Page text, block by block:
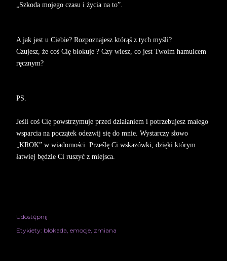
„Szkoda mojego czasu i życia na to”.
A jak jest u Ciebie? Rozpoznajesz którąś z tych myśli?
Czujesz, że coś Cię blokuje ? Czy wiesz, co jest Twoim hamulcem
ręcznym?
PS.
Jeśli coś Cię powstrzymuje przed działaniem i potrzebujesz małego
wsparcia na początek odezwij się do mnie. Wystarczy słowo
„KROK” w wiadomości. Prześlę Ci wskazówki, dzięki którym
łatwiej będzie Ci ruszyć z miejsca.
Udostępnij
Etykiety: blokada emocje zmiana